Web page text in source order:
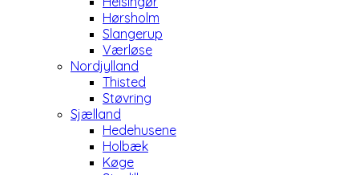
Hørsholm
Slangerup
Værløse
Nordjylland
Thisted
Støvring
Sjælland
Hedehusene
Holbæk
Køge